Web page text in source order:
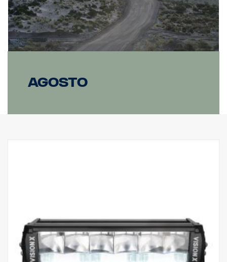
Altura: 52 mm, Anchura: 61 mm, Longitud: 239 mm,
Peso: 0,74 kg
LED: 6 x 5 W, Vatios: 30 W
Consumo @12 V: 2,5 A
Lúmenes brutos: 3 210, Lúmenes efectivos: 2 247
Agosto